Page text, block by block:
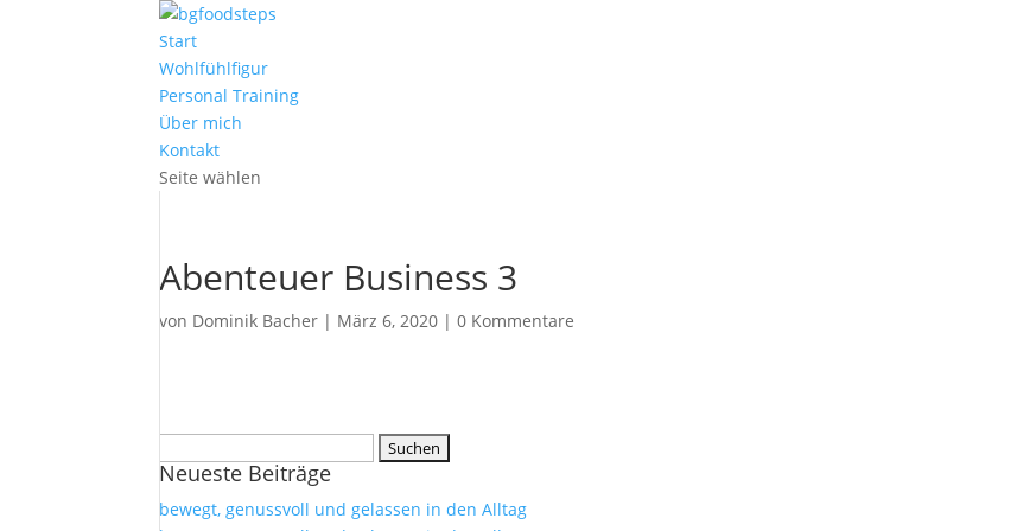
Start
Wohlfühlfigur
Personal Training
Über mich
Kontakt
Seite wählen
Abenteuer Business 3
von Dominik Bacher | März 6, 2020 |0 Kommentare
nach:
Neueste Beiträge
bewegt, genussvoll und gelassen in den Alltag